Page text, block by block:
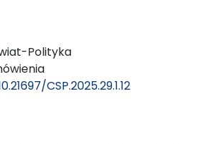
Polityka
CSP.2025.29.1.12